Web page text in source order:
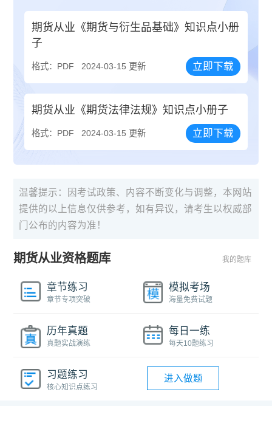
期货从业《期货与衍生品基础》知识点小册
子
格式：PDF 2024-03-15 更新 立即下载
期货从业《期货法律法规》知识点小册子
格式：PDF 2024-03-15 更新 立即下载
温馨提示：因考试政策、内容不断变化与调整，本网站
提供的以上信息仅供参考，如有异议，请考生以权威部
门公布的内容为准！
期货从业资格题库 我的题库
章节练习
章节专项突破
模拟考场
海量免费试题
历年真题
真题实战演练
每日一练
每天10题练习
习题练习
核心知识点练习
进入做题